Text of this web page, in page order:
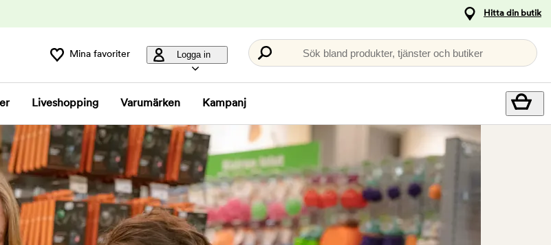
Hitta din butik
Mina favoriter Logga in Sök bland produkter, tjänster och butiker
Liveshopping Varumärken Kampanj